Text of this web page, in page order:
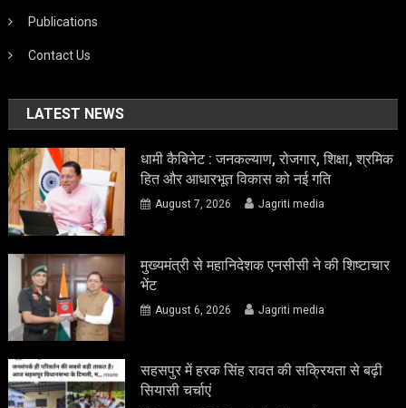
Publications
Contact Us
LATEST NEWS
धामी कैबिनेट : जनकल्याण, रोजगार, शिक्षा, श्रमिक
हित और आधारभूत विकास को नई गति
August 7, 2026 Jagriti media
मुख्यमंत्री से महानिदेशक एनसीसी ने की शिष्टाचार
भेंट
August 6, 2026 Jagriti media
सहसपुर में हरक सिंह रावत की सक्रियता से बढ़ी
सियासी चर्चाएं